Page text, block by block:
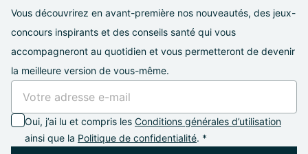
Vous découvrirez en avant-première nos nouveautés, des jeux-
concours inspirants et des conseils santé qui vous
accompagneront au quotidien et vous permetteront de devenir
la meilleure version de vous-même.
Oui, j’ai lu et compris les Conditions générales d’utilisation
ainsi que la Politique de confidentialité. *